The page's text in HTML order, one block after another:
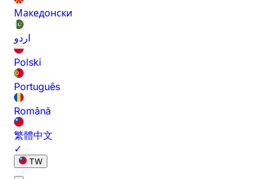
Македонски
اردو
Polski
Português
Română
繁體中文
✓
TW